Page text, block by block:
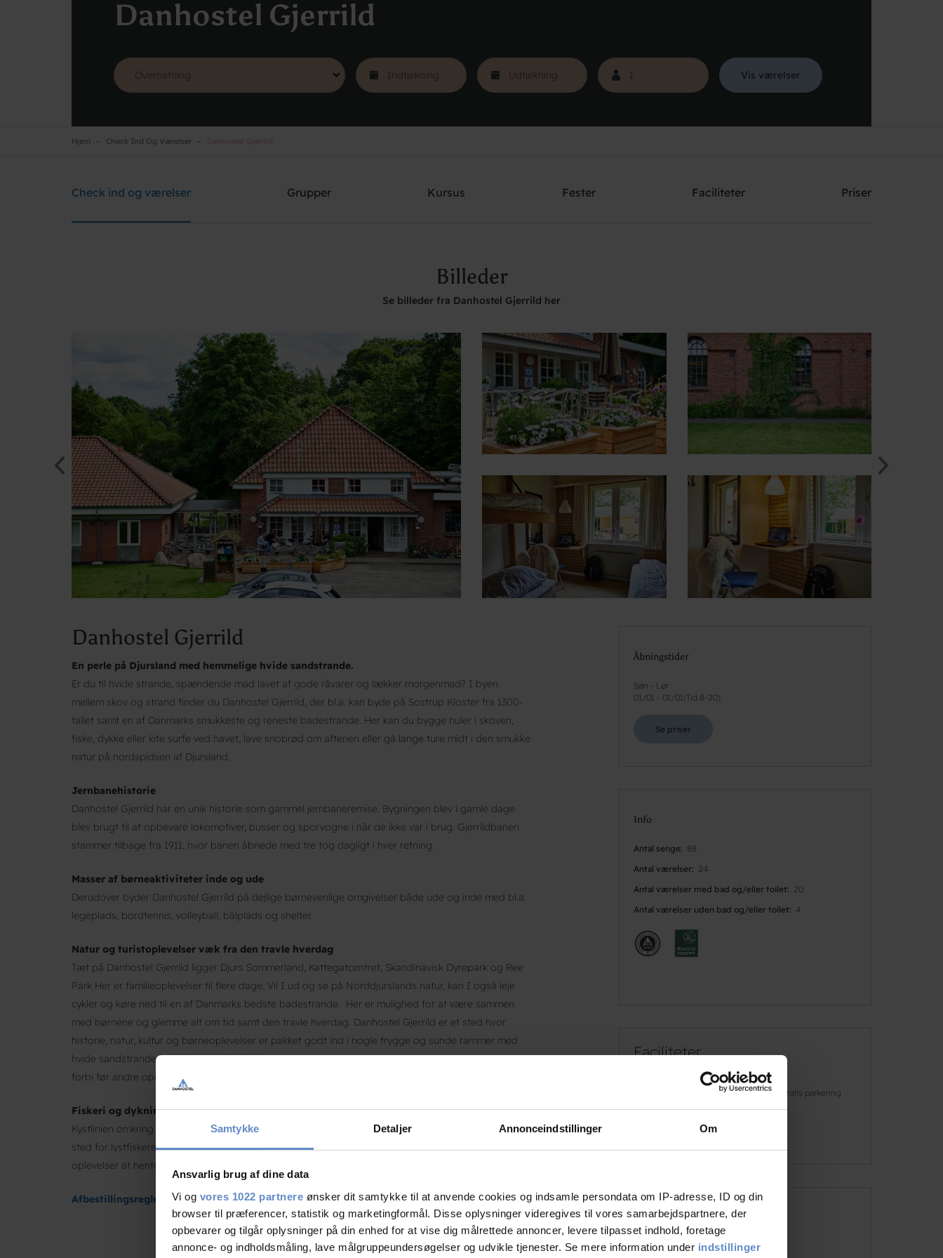
Samtykke Detaljer Annonceindstillinger Om
Ansvarlig brug af dine data
Vi og vores 1022 partnere ønsker dit samtykke til at anvende cookies og indsamle persondata om IP-adresse, ID og din
browser til præferencer, statistik og marketingformål. Disse oplysninger videregives til vores samarbejdspartnere, der
opbevarer og tilgår oplysninger på din enhed for at vise dig målrettede annoncer, levere tilpasset indhold, foretage
annonce- og indholdsmåling, lave målgruppeundersøgelser og udvikle tjenester. Se mere information under indstillinger
Danhostel Gjerrild
Vis værelser
Danhostel Gjerrild
Hjem Check Ind Og Værelser
Check ind og værelser Grupper Kursus Fester Faciliteter Priser
Billeder
Se billeder fra Danhostel Gjerrild her
Danhostel Gjerrild
En perle på Djursland med hemmelige hvide sandstrande.
Er du til hvide strande, spændende mad lavet af gode råvarer og lækker morgenmad? I byen
mellem skov og strand finder du Danhostel Gjerrild, der bl.a. kan byde på Sostrup Kloster fra 1300-
tallet samt en af Danmarks smukkeste og reneste badestrande. Her kan du bygge huler i skoven,
fiske, dykke eller kite surfe ved havet, lave snobrød om aftenen eller gå lange ture midt i den smukke
natur på nordspidsen af Djursland.
Jernbanehistorie
Danhostel Gjerrild har en unik historie som gammel jernbaneremise. Bygningen blev i gamle dage
blev brugt til at opbevare lokomotiver, busser og sporvogne i når de ikke var i brug. Gjerrildbanen
stammer tilbage fra 1911, hvor banen åbnede med tre tog dagligt i hver retning.
Masser af børneaktiviteter inde og ude
Derudover byder Danhostel Gjerrild på dejlige børnevenlige omgivelser både ude og inde med bl.a.
legeplads, bordtennis, volleyball, bålplads og shelter.
Natur og turistoplevelser væk fra den travle hverdag
Tæt på Danhostel Gjerrild ligger Djurs Sommerland, Kattegatcentret, Skandinavisk Dyrepark og Ree
Park Her er familieoplevelser til flere dage. Vil I ud og se på Norddjurslands natur, kan I også leje
cykler og køre ned til en af Danmarks bedste badestrande. Her er mulighed for at være sammen
med børnene og glemme alt om tid samt den travle hverdag. Danhostel Gjerrild er et sted hvor
historie, natur, kultur og børneoplevelser er pakket godt ind i nogle trygge og sunde rammer med
hvide sandstrande og skønne madoplevelser. Gjerrild er en ”hemmelig perle” på Djursland… Kom
forbi før andre opdager det!
Fiskeri og dykning
Kystlinien omkring Gjerrild er helt unik. Kalkklinterne ved Karlby, Hjembæk og Sangstrup er et yndet
sted for lystfiskere og undervandsjægere. Med deres varierende kalkbund er der uforglemmlige
oplevelser at hente.
Afbestillingsregler for Danhostel Gjerrild
Åbningstider
Søn - Lør
01/01 - 01/01 ( Tid 8-20)
Se priser
Info
Antal senge
88
Antal værelser
24
Antal værelser med bad og/eller toilet
20
Antal værelser uden bad og/eller toilet
4
Faciliteter
Gratis parkering
Adresse og kontaktinformation
Adresse
Dyrehavevej 9, 8500 Grenaa